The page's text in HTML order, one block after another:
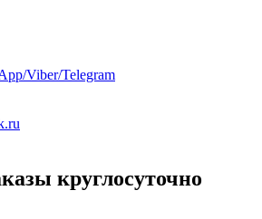
Viber/Telegram
круглосуточно